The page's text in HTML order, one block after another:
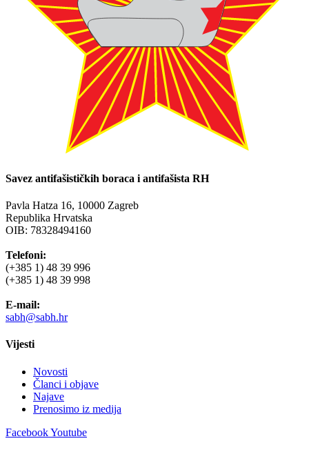
Savez antifašističkih boraca i antifašista RH
Pavla Hatza 16, 10000 Zagreb
Republika Hrvatska
OIB: 78328494160
Telefoni:
(+385 1) 48 39 996
(+385 1) 48 39 998
E-mail:
sabh@sabh.hr
Vijesti
Novosti
Članci i objave
Najave
Prenosimo iz medija
FacebookYoutube